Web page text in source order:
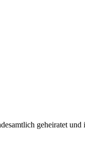
geheiratet und